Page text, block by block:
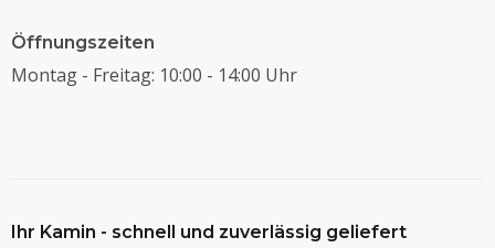
Öffnungszeiten
Montag - Freitag: 10:00 - 14:00 Uhr
Ihr Kamin - schnell und zuverlässig geliefert